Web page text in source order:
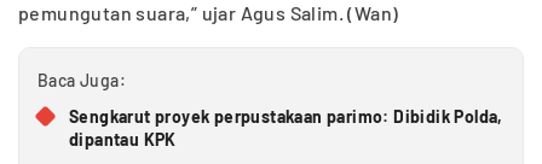
pemungutan suara,” ujar Agus Salim. (Wan)
Baca Juga:
Sengkarut proyek perpustakaan parimo: Dibidik Polda,
dipantau KPK